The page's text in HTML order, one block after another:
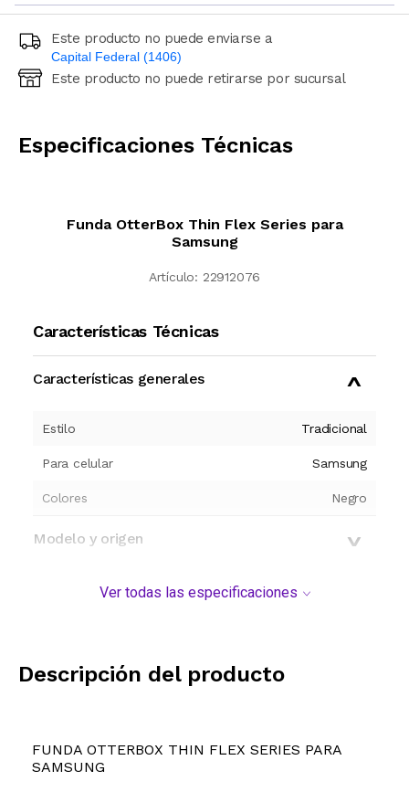
Este producto no puede enviarse a
Capital Federal (1406)
Ingresá código postal (sólo números)
Este producto no puede retirarse por sucursal
Especificaciones Técnicas
Funda OtterBox Thin Flex Series para
Samsung
Artículo: 22912076
Características Técnicas
Características generales
Estilo Tradicional
Para celular Samsung
Colores Negro
Modelo y origen
Ver todas las especificaciones
Descripción del producto
FUNDA OTTERBOX THIN FLEX SERIES PARA
SAMSUNG